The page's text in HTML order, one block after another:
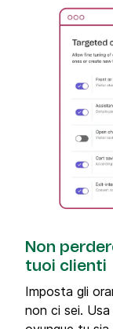
Non
tuoi clienti
Imposta gli
non ci sei.